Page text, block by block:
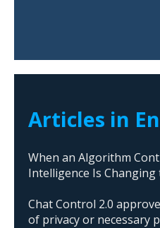
Articles in
When an Algorithm
Intelligence Is
Chat Control 2.0
of privacy or necessary